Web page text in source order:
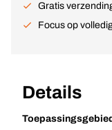
Gratis
Focus op
Details